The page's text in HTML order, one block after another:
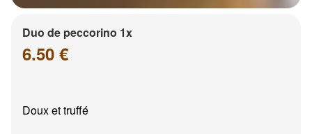
Duo de peccorino 1x
6.50 €
Doux et truffé